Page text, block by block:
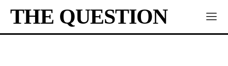
THE QUESTION